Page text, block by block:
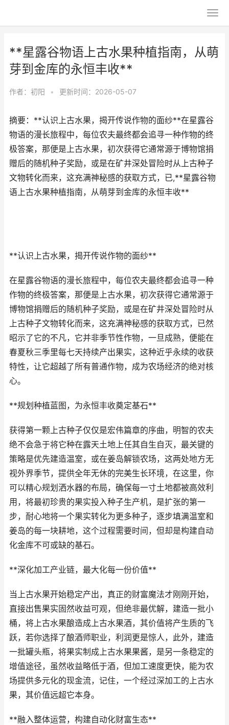
**星露谷物语上古水果种植指南，从萌
芽到金库的永恒丰收**
作者： 初阳 • 更新时间：2026-05-07
摘要：**认识上古水果，揭开传说作物的面纱**在星露谷
物语的漫长旅程中，每位农夫最终都会追寻一种作物的终
极答案，那便是上古水果，初次获得它通常源于博物馆捐
赠后的随机种子奖励，或是在矿井深处冒险时从上古种子
文物转化而来，这充满神秘感的获取方式，已,**星露谷物
语上古水果种植指南，从萌芽到金库的永恒丰收**
**认识上古水果，揭开传说作物的面纱**
在星露谷物语的漫长旅程中，每位农夫最终都会追寻一种
作物的终极答案，那便是上古水果，初次获得它通常源于
博物馆捐赠后的随机种子奖励，或是在矿井深处冒险时从
上古种子文物转化而来，这充满神秘感的获取方式，已然
昭示了它的不凡，它并非季节性作物，一旦成熟，便能在
春夏秋三季里每七天持续产出果实，这种近乎永续的收获
特性，让它超越了所有普通作物，成为农场经济的绝对核
心。
**规划种植蓝图，为永恒丰收奠定基石**
获得第一颗上古种子仅仅是宏伟篇章的序曲，明智的农夫
绝不会急于将它种在露天土地上任其自生自灭，最关键的
策略是优先建造温室，或在姜岛解锁农场，这两处地方无
视外界季节，提供全年无休的完美生长环境，在这里，你
可以精心规划洒水器的布局，确保每一寸土地都被高效利
用，将最初珍贵的果实投入种子生产机，是扩张的第一
步，耐心地将一个果实转化为更多种子，逐步填满温室和
姜岛的每一块耕地，这个过程需要时间，但却是构建自动
化金库不可或缺的基石。
**深化加工产业链，最大化每一份价值**
当上古水果开始稳定产出，真正的财富魔法才刚刚开始，
直接出售果实固然收益可观，但绝非最优解，建造一批小
桶，将上古水果酿造成上古水果酒，其价值将产生质的飞
跃，若你选择了酿酒师职业，利润更是惊人，此外，建造
一批罐头瓶，将果实制成上古水果果酱，是另一条稳定的
增值途径，虽然收益略低于酒，但加工速度更快，能为农
场提供多元化的现金流，记住，一个经过深加工的上古水
果，其价值远超它本身。
**融入整体运营，构建自动化财富生态**